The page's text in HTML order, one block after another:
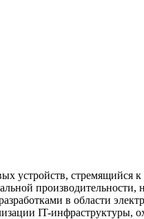
стремящийся
в области
IT-